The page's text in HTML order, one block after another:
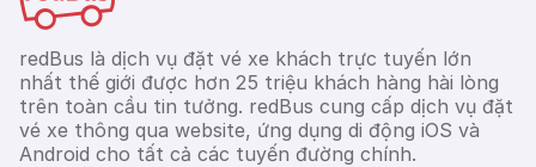
redBus là dịch vụ đặt vé xe khách trực tuyến lớn
nhất thế giới được hơn 25 triệu khách hàng hài lòng
trên toàn cầu tin tưởng. redBus cung cấp dịch vụ đặt
vé xe thông qua website, ứng dụng di động iOS và
Android cho tất cả các tuyến đường chính.